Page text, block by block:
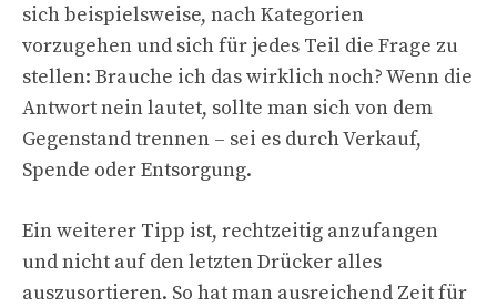
sich beispielsweise, nach Kategorien
vorzugehen und sich für jedes Teil die Frage zu
stellen: Brauche ich das wirklich noch? Wenn die
Antwort nein lautet, sollte man sich von dem
Gegenstand trennen – sei es durch Verkauf,
Spende oder Entsorgung.
Ein weiterer Tipp ist, rechtzeitig anzufangen
und nicht auf den letzten Drücker alles
auszusortieren. So hat man ausreichend Zeit für